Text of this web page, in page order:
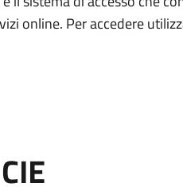
online. Per accedere